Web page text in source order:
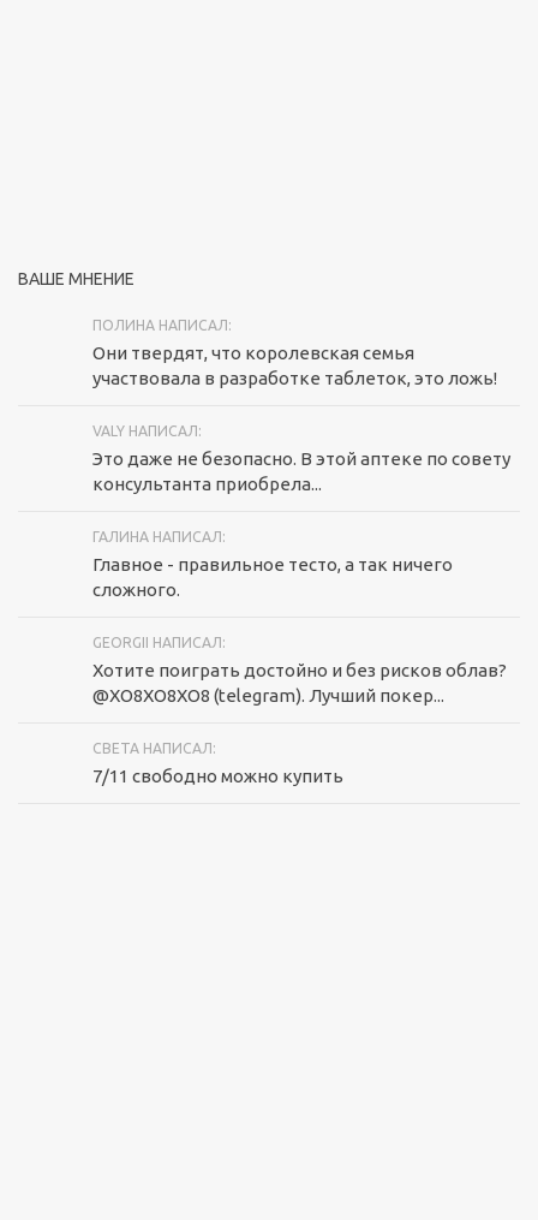
ВАШЕ МНЕНИЕ
ПОЛИНА НАПИСАЛ:
Они твердят, что королевская семья
участвовала в разработке таблеток, это ложь!
VALY НАПИСАЛ:
Это даже не безопасно. В этой аптеке по совету
консультанта приобрела...
ГАЛИНА НАПИСАЛ:
Главное - правильное тесто, а так ничего
сложного.
GEORGII НАПИСАЛ:
Хотите поиграть достойно и без рисков облав?
@XO8XO8XO8 (telegram). Лучший покер...
СВЕТА НАПИСАЛ:
7/11 свободно можно купить